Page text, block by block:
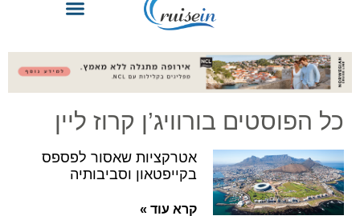
כל הפוסטים בורוויג’ן קרוז ליין
אטרקציות שאסור לפספס
בקייפטאון וסביבותיה
קרא עוד »